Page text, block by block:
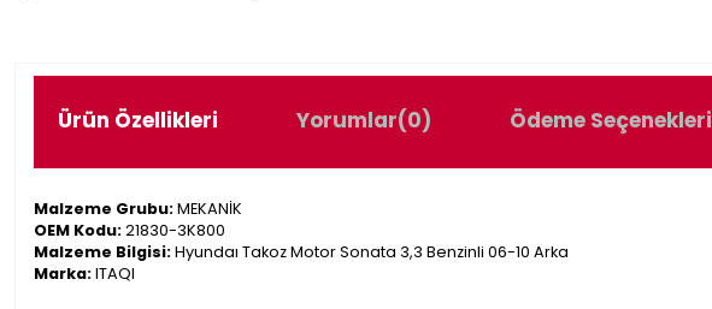
Ürün Özellikleri Yorumlar(0) Ödeme Seçenekleri
Malzeme Grubu:MEKANİK
OEM Kodu:21830-3K800
Malzeme Bilgisi:Hyundaı Takoz Motor Sonata 3,3 Benzinli 06-10 Arka
Marka:ITAQI